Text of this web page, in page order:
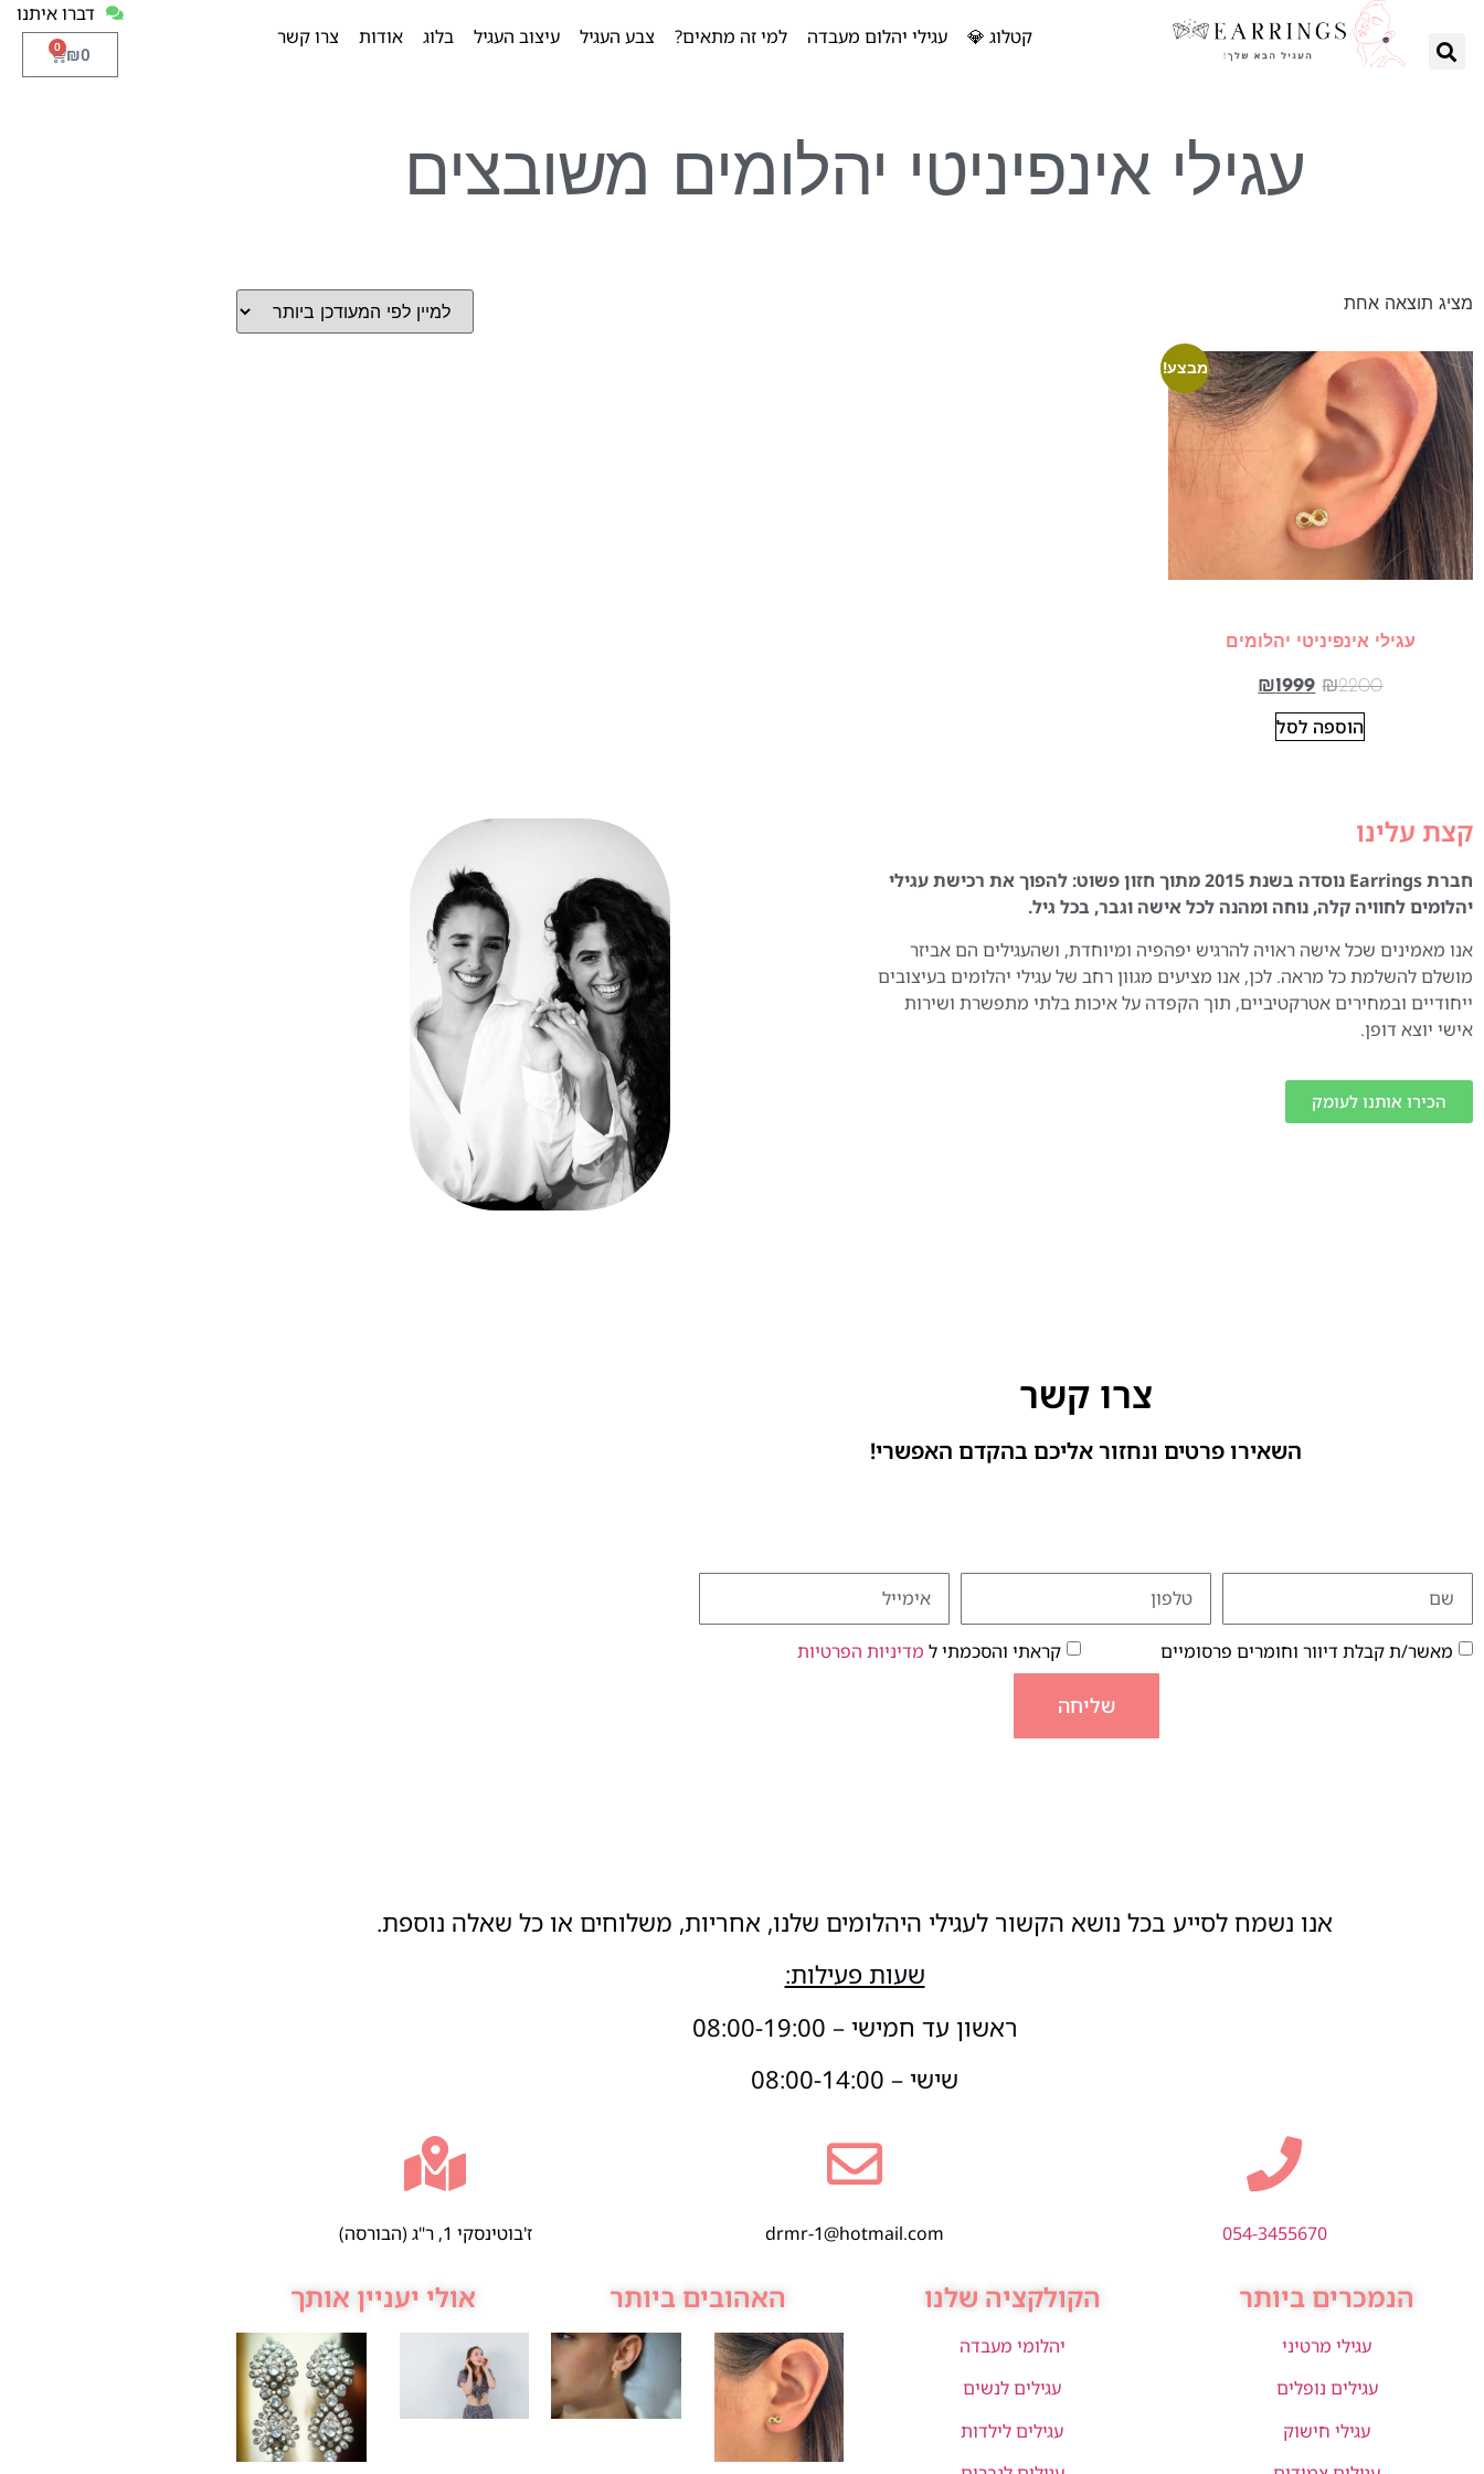
קטלוג 💎 עגילי יהלום מעבדה למי זה מתאים? צבע העגיל עיצוב העגיל בלוג אודות צרו קשר
דברו איתנו
₪0
0
עגילי אינפיניטי יהלומים משובצים
מציג תוצאה אחת
מבצע!
עגילי אינפיניטי יהלומים
₪2200
₪1999
הוספה לסל
קצת עלינו
חברת Earrings נוסדה בשנת 2015 מתוך חזון פשוט: להפוך את רכישת עגילי
יהלומים לחוויה קלה, נוחה ומהנה לכל אישה וגבר, בכל גיל.
אנו מאמינים שכל אישה ראויה להרגיש יפהפיה ומיוחדת, ושהעגילים הם אביזר
מושלם להשלמת כל מראה. לכן, אנו מציעים מגוון רחב של עגילי יהלומים בעיצובים
ייחודיים ובמחירים אטרקטיביים, תוך הקפדה על איכות בלתי מתפשרת ושירות
אישי יוצא דופן.
הכירו אותנו לעומק
צרו קשר
השאירו פרטים ונחזור אליכם בהקדם האפשרי!
מאשר/ת קבלת דיוור וחומרים פרסומיים קראתי והסכמתי ל מדיניות הפרטיות
שליחה
אנו נשמח לסייע בכל נושא הקשור לעגילי היהלומים שלנו, אחריות, משלוחים או כל שאלה נוספת.
שעות פעילות:
ראשון עד חמישי – 08:00-19:00
שישי – 08:00-14:00
054-3455670
drmr-1@hotmail.com ז'בוטינסקי 1, ר"ג (הבורסה)
הנמכרים ביותר
עגילי מרטיני
עגילים נופלים
עגילי חישוק
הקולקציה שלנו
יהלומי מעבדה
עגילים לנשים
עגילים לילדות
האהובים ביותר אולי יעניין אותך